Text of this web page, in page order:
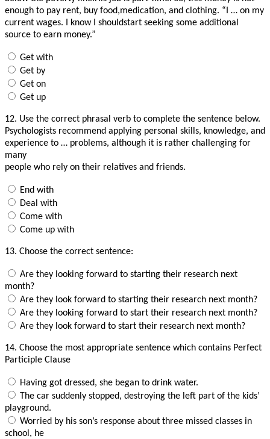
enough to pay rent, buy food,medication, and clothing. “I … on my
current wages. I know I shouldstart seeking some additional
source to earn money.”
Get with
Get by
Get on
Get up
12. Use the correct phrasal verb to complete the sentence below.
Psychologists recommend applying personal skills, knowledge, and
experience to … problems, although it is rather challenging for
many
people who rely on their relatives and friends.
End with
Deal with
Come with
Come up with
13. Choose the correct sentence:
Are they looking forward to starting their research next
month?
Are they look forward to starting their research next month?
Are they looking forward to start their research next month?
Are they look forward to start their research next month?
14. Choose the most appropriate sentence which contains Perfect
Participle Clause
Having got dressed, she began to drink water.
The car suddenly stopped, destroying the left part of the kids’
playground.
Worried by his son’s response about three missed classes in
school, he